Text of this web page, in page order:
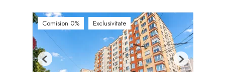
Comision 0% Exclusivitate
Previous Next